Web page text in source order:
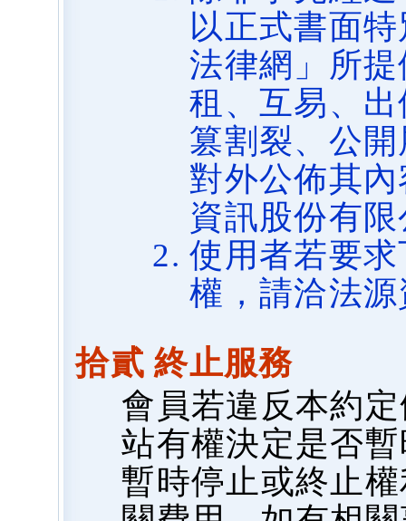
以正式書面
法律網」所
租、互易、
篡割裂、公
對外公佈其
資訊股份有
使用者若要
權，請洽法
拾貳 終止服務
會員若違反本約
站有權決定是否
暫時停止或終止